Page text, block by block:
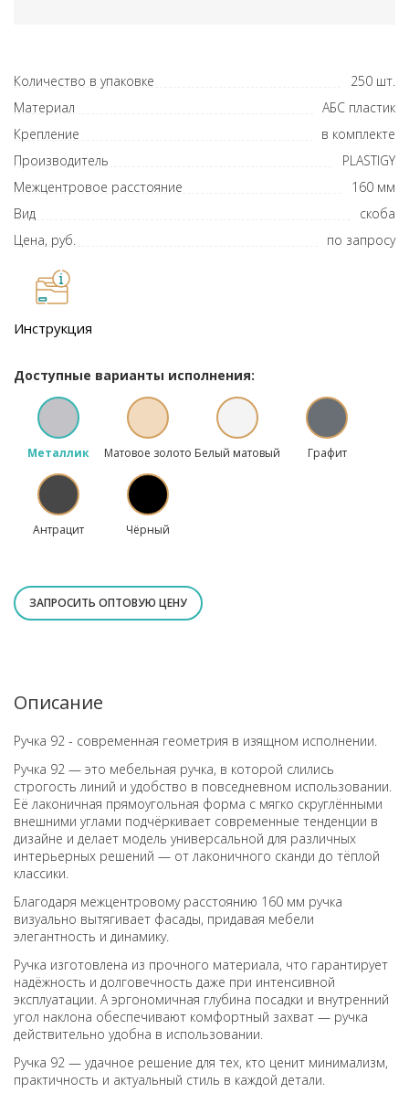
Количество в упаковке
250 шт.
Материал
АБС пластик
Крепление
в комплекте
Производитель
PLASTIGY
Межцентровое расстояние
160 мм
Вид
скоба
Цена, руб.
по запросу
Инструкция
Доступные варианты исполнения:
Металлик Матовое золото Белый матовый Графит
Антрацит Чёрный
ЗАПРОСИТЬ ОПТОВУЮ ЦЕНУ
Описание
Ручка 92 - современная геометрия в изящном исполнении.
Ручка 92 — это мебельная ручка, в которой слились
строгость линий и удобство в повседневном использовании.
Её лаконичная прямоугольная форма с мягко скруглёнными
внешними углами подчёркивает современные тенденции в
дизайне и делает модель универсальной для различных
интерьерных решений — от лаконичного сканди до тёплой
классики.
Благодаря межцентровому расстоянию 160 мм ручка
визуально вытягивает фасады, придавая мебели
элегантность и динамику.
Ручка изготовлена из прочного материала, что гарантирует
надёжность и долговечность даже при интенсивной
эксплуатации. А эргономичная глубина посадки и внутренний
угол наклона обеспечивают комфортный захват — ручка
действительно удобна в использовании.
Ручка 92 — удачное решение для тех, кто ценит минимализм,
практичность и актуальный стиль в каждой детали.